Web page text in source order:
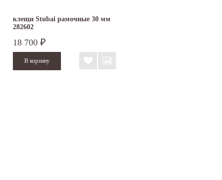
клещи Stubai рамочные 30 мм
282602
18 700 ₽